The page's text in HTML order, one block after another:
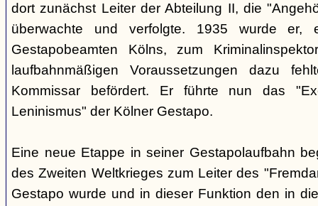
dort zunächst Leiter der Abteilung II, die
überwachte und verfolgte. 1935 wurde er,
Gestapobeamten Kölns, zum
laufbahnmäßigen Voraussetzungen dazu
Kommissar befördert. Er führte nun das
Leninismus" der Kölner Gestapo.
Eine neue Etappe in seiner Gestapolaufbahn
des Zweiten Weltkrieges zum Leiter des
Gestapo wurde und in dieser Funktion den in